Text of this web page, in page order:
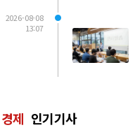
2026-08-08
13:07
경제 인기기사